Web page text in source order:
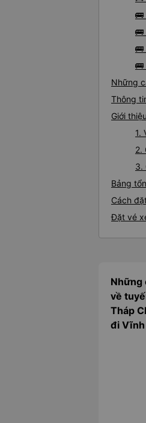
🚌
🚌
🚌
🚌
Những
Thông
Giới
1.
2.
3.
Bảng
Cách
Đặt vé
Những
về
Tháp
đi